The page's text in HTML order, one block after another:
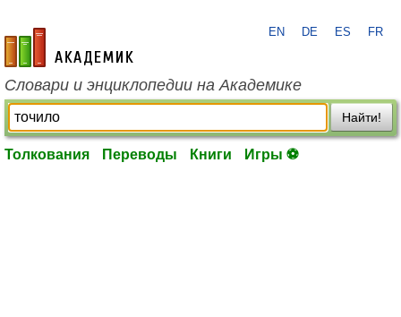
academic.ru
EN DE ES FR
Словари и энциклопедии на Академике
Найти!
Толкования Переводы Книги Игры ⚽